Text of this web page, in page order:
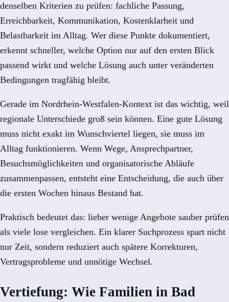
denselben Kriterien zu prüfen: fachliche Passung,
Erreichbarkeit, Kommunikation, Kostenklarheit und
Belastbarkeit im Alltag. Wer diese Punkte dokumentiert,
erkennt schneller, welche Option nur auf den ersten Blick
passend wirkt und welche Lösung auch unter veränderten
Bedingungen tragfähig bleibt.
Gerade im Nordrhein-Westfalen-Kontext ist das wichtig, weil
regionale Unterschiede groß sein können. Eine gute Lösung
muss nicht exakt im Wunschviertel liegen, sie muss im
Alltag funktionieren. Wenn Wege, Ansprechpartner,
Besuchsmöglichkeiten und organisatorische Abläufe
zusammenpassen, entsteht eine Entscheidung, die auch über
die ersten Wochen hinaus Bestand hat.
Praktisch bedeutet das: lieber wenige Angebote sauber prüfen
als viele lose vergleichen. Ein klarer Suchprozess spart nicht
nur Zeit, sondern reduziert auch spätere Korrekturen,
Vertragsprobleme und unnötige Wechsel.
Vertiefung: Wie Familien in Bad